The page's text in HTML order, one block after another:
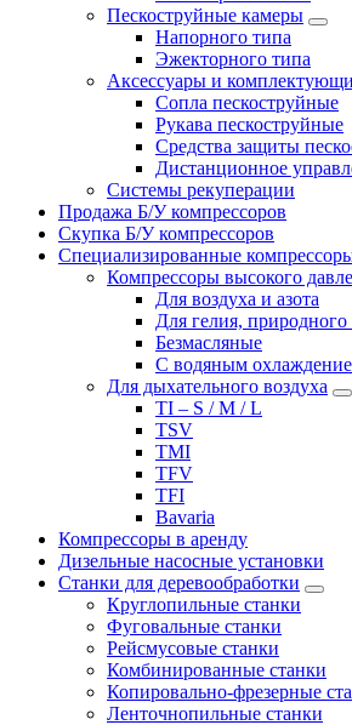
Пескоструйные камеры
Напорного типа
Эжекторного типа
Аксессуары и
Сопла пескоструйные
Рукава пескоструйные
Средства защиты
Дистанционное
Системы рекуперации
Продажа Б/У компрессоров
Скупка Б/У компрессоров
Специализированные
Компрессоры высокого
Для воздуха и азота
Для гелия, природного
Безмасляные
С водяным
Для дыхательного воздуха
TI – S / M / L
TSV
TMI
TFV
TFI
Bavaria
Компрессоры в аренду
Дизельные насосные установки
Станки для деревообработки
Круглопильные станки
Фуговальные станки
Рейсмусовые станки
Комбинированные станки
Копировально-фрезерные
Ленточнопильные станки